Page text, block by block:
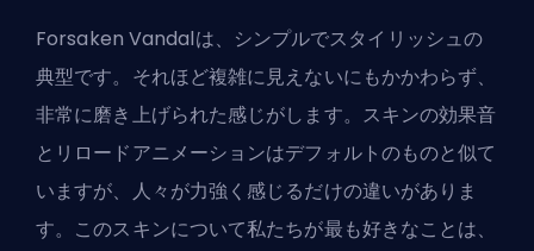
Forsaken Vandalは、シンプルでスタイリッシュの
典型です。それほど複雑に見えないにもかかわらず、
非常に磨き上げられた感じがします。スキンの効果音
とリロードアニメーションはデフォルトのものと似て
いますが、人々が力強く感じるだけの違いがありま
す。このスキンについて私たちが最も好きなことは、